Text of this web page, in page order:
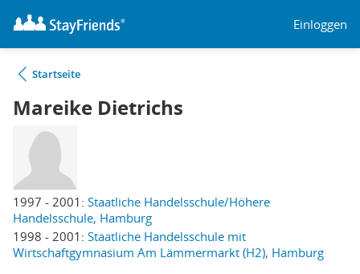
Einloggen
Startseite
Mareike Dietrichs
1997 - 2001: Staatliche Handelsschule/Höhere
Handelsschule, Hamburg
1998 - 2001: Staatliche Handelsschule mit
Wirtschaftgymnasium Am Lämmermarkt (H2), Hamburg